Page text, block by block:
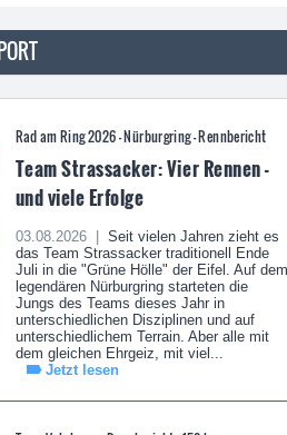
Rad am Ring 2026 - Nürburgring - Rennbericht
Team Strassacker: Vier Rennen -
und viele Erfolge
03.08.2026 |
Seit vielen Jahren zieht es
das Team Strassacker traditionell Ende
Juli in die "Grüne Hölle" der Eifel. Auf dem
legendären Nürburgring starteten die
Jungs des Teams dieses Jahr in
unterschiedlichen Disziplinen und auf
unterschiedlichem Terrain. Aber alle mit
dem gleichen Ehrgeiz, mit viel...
Jetzt lesen